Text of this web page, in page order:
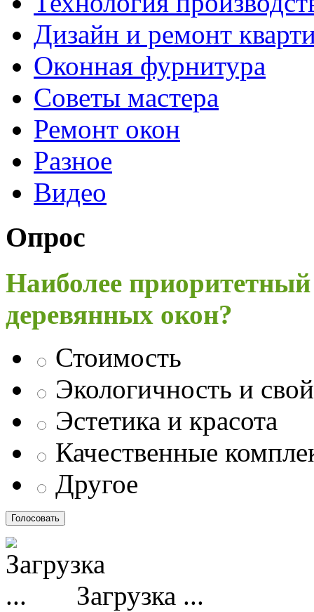
Дизайн и ремонт
Оконная фурнитура
Советы мастера
Ремонт окон
Разное
Видео
Опрос
Наиболее
деревянных окон?
Стоимость
Экологичность и
Эстетика и красота
Качественные
Другое
Загрузка ...